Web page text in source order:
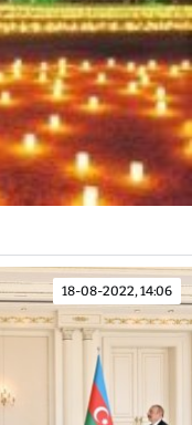
18-08-2022, 14:06